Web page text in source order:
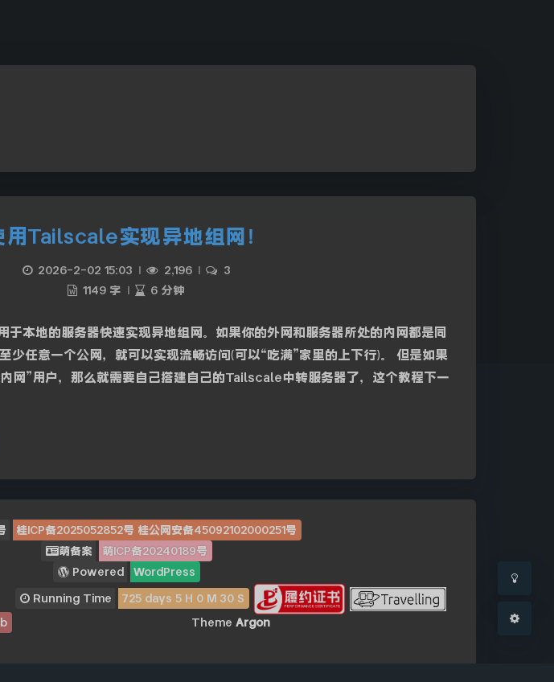
用Tailscale实现异地组网！
2026-2-02 15:03 | 2,196 |
3
1149 字 | 6 分钟
于本地的服务器快速实现异地组网。如果你的外网和服务器所处的内网都是同
任意一个公网，就可以实现流畅访问(可以“吃满”家里的上下行)。 但是如果
网”用户，那么就需要自己搭建自己的Tailscale中转服务器了，这个教程下一
桂ICP备2025052852号 桂公网安备45092102000251号
萌备案
萌ICP备20240189号
Powered
WordPress
Running Time 725days 5H 0M 30S
Theme Argon